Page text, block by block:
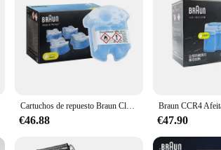
Hygiene**
meticulously crafted to maintain the high
By using these replacement cartridges, you can
that the cartridges fit snugly into your Braun
or a vendor looking to stock up on replacement
a complete replacement solution, making it easy
ensuring that you get the most out of your
are designed to cater to the needs of every Braun
Cartuchos de repuesto Braun Clean & Renew CCR4 Lemon Fresh Cleans 10x Más aptos para Afeitadora eléctrica Braun Todo el centro de cuidado inteligente Paquete de 4
€46.88 €47.90